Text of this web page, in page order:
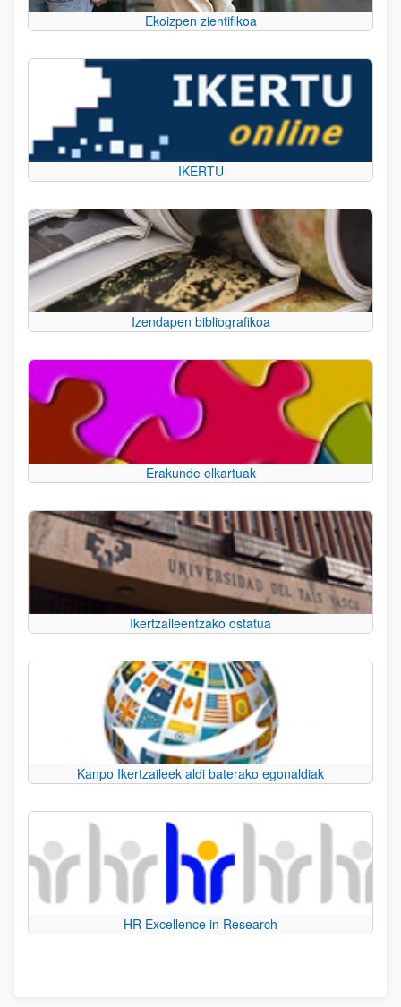
Ekoizpen zientifikoa
IKERTU
Izendapen bibliografikoa
Erakunde elkartuak
Ikertzaileentzako ostatua
Kanpo Ikertzaileek aldi baterako egonaldiak
HR Excellence in Research